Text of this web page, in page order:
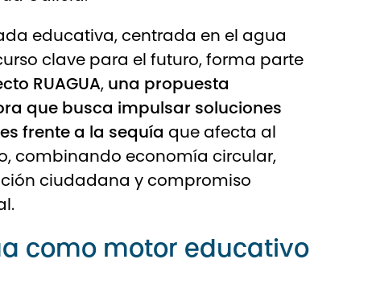
educativa, centrada en el agua
clave para el futuro, forma parte
RUAGUA, una propuesta
que busca impulsar soluciones
frente a la sequía que afecta al
combinando economía circular,
ciudadana y compromiso
como motor educativo